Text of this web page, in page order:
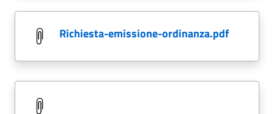
richiesta-emissione-ordinanza.pdf